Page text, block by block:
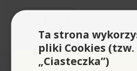
Dostawa 0zł Wysyłka do 7 dni
Ta strona
pliki Cookies (tzw.
„Ciasteczka”)